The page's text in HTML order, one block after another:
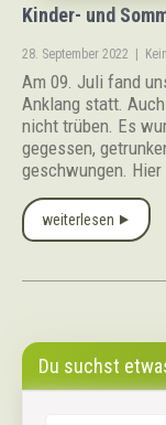
Kinder- und
28. September 2022
Am 09. Juli fand
Anklang statt.
nicht trüben. Es
gegessen,
geschwungen. Hier
weiterlesen ⯈
Du suchst